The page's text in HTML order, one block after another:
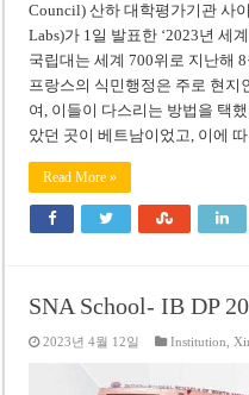
Council) 산하 대학평가기관 사
Labs)가 1일 발표한 ‘2023년 세
국립대는 세계 700위로 지난해
프랑스의 식민행정은 주로 현지
여, 이들이 다스리는 방법을 택
았던 곳이 베트남이었고, 이에
Read More »
SNA School- IB DP
2023년 4월 12일 Institution